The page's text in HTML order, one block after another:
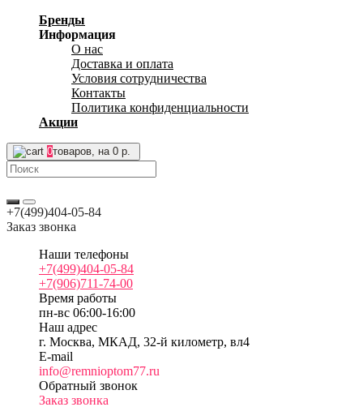
Бренды
Информация
О нас
Доставка и оплата
Условия сотрудничества
Контакты
Политика конфиденциальности
Акции
0товаров, на 0 р.
+7(499)404-05-84
Заказ звонка
Наши телефоны
+7(499)404-05-84
+7(906)711-74-00
Время работы
пн-вс 06:00-16:00
Наш адрес
г. Москва, МКАД, 32-й километр, вл4
E-mail
info@remnioptom77.ru
Обратный звонок
Заказ звонка